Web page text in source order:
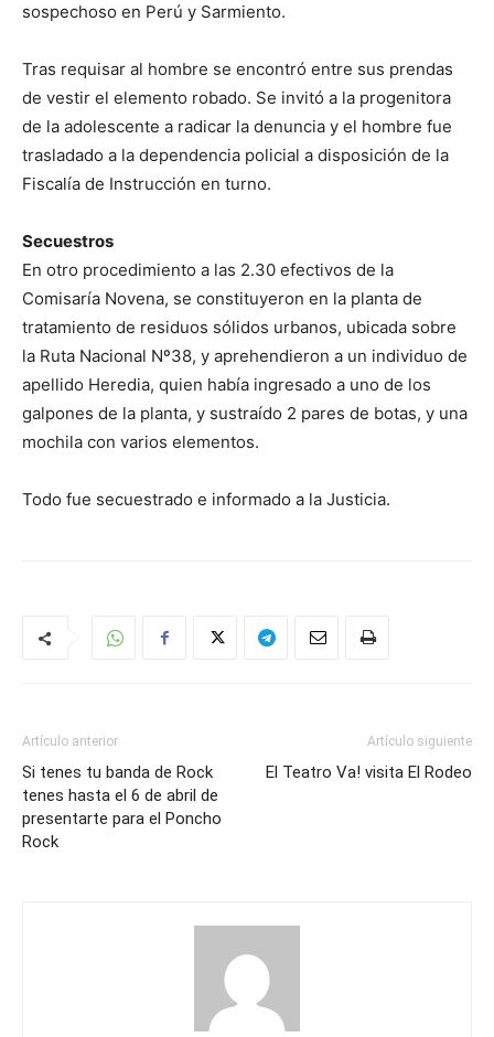
sospechoso en Perú y Sarmiento.
Tras requisar al hombre se encontró entre sus prendas
de vestir el elemento robado. Se invitó a la progenitora
de la adolescente a radicar la denuncia y el hombre fue
trasladado a la dependencia policial a disposición de la
Fiscalía de Instrucción en turno.
Secuestros
En otro procedimiento a las 2.30 efectivos de la
Comisaría Novena, se constituyeron en la planta de
tratamiento de residuos sólidos urbanos, ubicada sobre
la Ruta Nacional Nº38, y aprehendieron a un individuo de
apellido Heredia, quien había ingresado a uno de los
galpones de la planta, y sustraído 2 pares de botas, y una
mochila con varios elementos.
Todo fue secuestrado e informado a la Justicia.
Artículo anterior
Si tenes tu banda de Rock
tenes hasta el 6 de abril de
presentarte para el Poncho
Rock
Artículo siguiente
El Teatro Va! visita El Rodeo